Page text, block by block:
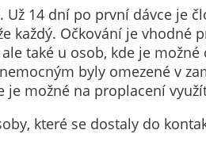
14 dní po první dávce je
každý. Očkování je vhodné
také u osob, kde je
byly omezené v
možné na proplacení
které se dostaly do
a
Jejich
počet